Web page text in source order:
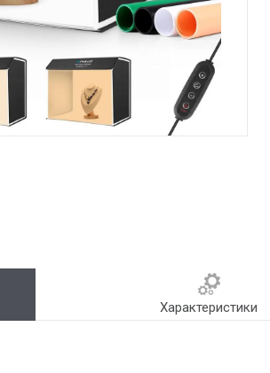
Характеристики